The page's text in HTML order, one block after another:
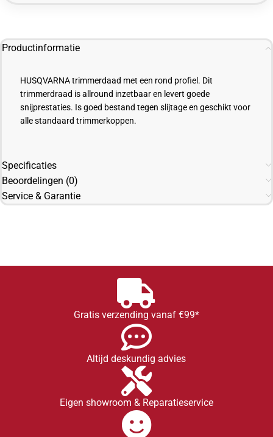
Productinformatie
HUSQVARNA trimmerdaad met een rond profiel. Dit
trimmerdraad is allround inzetbaar en levert goede
snijprestaties. Is goed bestand tegen slijtage en geschikt voor
alle standaard trimmerkoppen.
Specificaties
Beoordelingen (0)
Service & Garantie
Gratis verzending vanaf €99*
Altijd deskundig advies
Eigen showroom & Reparatieservice